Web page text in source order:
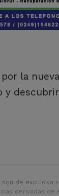
la
y
de exclusiva
derivadas de